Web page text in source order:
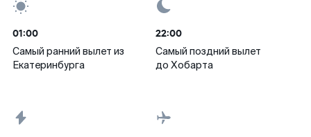
01:00
Самый ранний вылет из
Екатеринбурга
22:00
Самый поздний вылет
до Хобарта